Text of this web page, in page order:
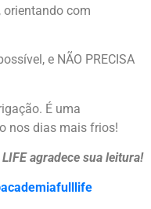
orientando com
e NÃO PRECISA
É uma
nos dias mais frios!
agradece sua leitura!